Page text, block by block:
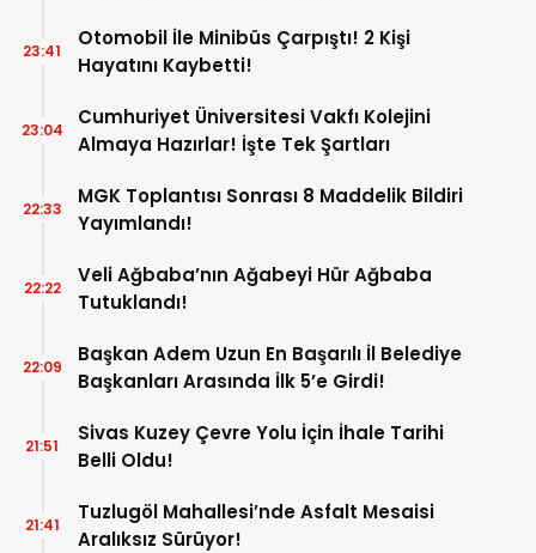
Otomobil İle Minibüs Çarpıştı! 2 Kişi
Hayatını Kaybetti!
23:41
Cumhuriyet Üniversitesi Vakfı Kolejini
Almaya Hazırlar! İşte Tek Şartları
23:04
MGK Toplantısı Sonrası 8 Maddelik Bildiri
Yayımlandı!
22:33
Veli Ağbaba’nın Ağabeyi Hür Ağbaba
Tutuklandı!
22:22
Başkan Adem Uzun En Başarılı İl Belediye
Başkanları Arasında İlk 5’e Girdi!
22:09
Sivas Kuzey Çevre Yolu İçin İhale Tarihi
Belli Oldu!
21:51
Tuzlugöl Mahallesi’nde Asfalt Mesaisi
Aralıksız Sürüyor!
21:41